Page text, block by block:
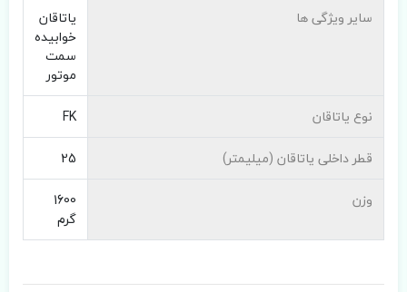
سایر ویژگی ها
یاتاقان
خوابیده
سمت
موتور
نوع یاتاقان
FK
قطر داخلی یاتاقان (میلیمتر)
25
وزن
1600
گرم